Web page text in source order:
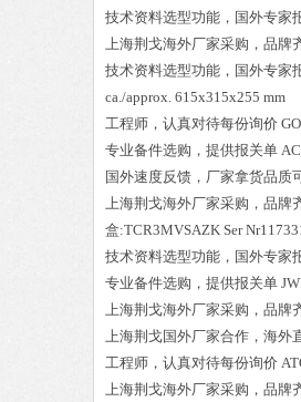
技术资料选型功能，国外专家
上海荆戈海外厂家采购 ，品牌
技术资料选型功能，国外专家
ca./approx. 615x315x255 mm
工程师 ，认真对待每份询价
专业备件选购 ，提供报关单
国外速度反馈，厂家拿货品质
上海荆戈海外厂家采购 ，品牌
盒:TCR3MVSAZK Ser
技术资料选型功能，国外专家
专业备件选购 ，提供报关单
上海荆戈海外厂家采购 ，品牌
上海荆戈国外厂家合作，海外
工程师 ，认真对待每份询价
上海荆戈海外厂家采购 ，品牌